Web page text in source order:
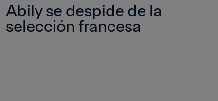
Abily se despide de la
selección francesa